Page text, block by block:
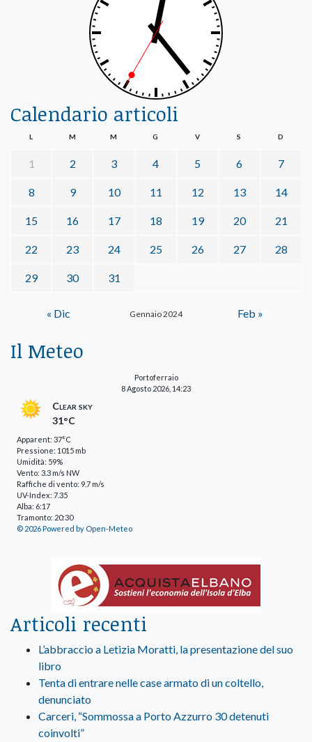
Calendario articoli
Gennaio 2024
L M M G V S D
1 2 3 4 5 6 7
8 9 10 11 12 13 14
15 16 17 18 19 20 21
22 23 24 25 26 27 28
29 30 31
« Dic Feb »
Il Meteo
Portoferraio
8 Agosto 2026, 14:23
Clear sky
31°C
Apparent: 37°C
Pressione: 1015 mb
Umidità: 59%
Vento: 3.3 m/s NW
Raffiche di vento: 9.7 m/s
UV-Index: 7.35
Alba: 6:17
Tramonto: 20:30
© 2026 Powered by Open-Meteo
Articoli recenti
L’abbraccio a Letizia Moratti, la presentazione del suo
libro
Tenta di entrare nelle case armato di un coltello,
denunciato
Carceri, “Sommossa a Porto Azzurro 30 detenuti
coinvolti”